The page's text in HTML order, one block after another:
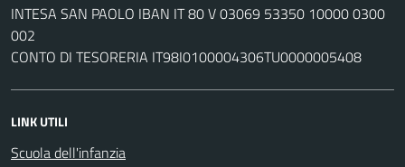
INTESA SAN PAOLO IBAN IT 80 V 03069 53350 10000 0300
002
CONTO DI TESORERIA IT98I0100004306TU0000005408
LINK UTILI
Scuola dell'infanzia